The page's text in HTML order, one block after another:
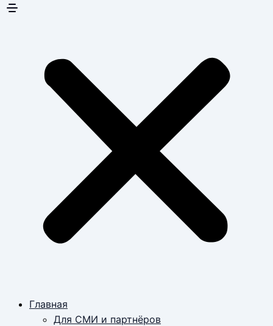
Главная
Для СМИ и партнёров